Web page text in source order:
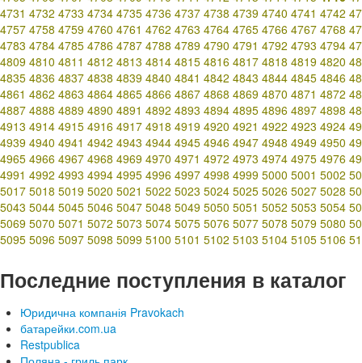
4731 4732 4733 4734 4735 4736 4737 4738 4739 4740 4741 4742
4757 4758 4759 4760 4761 4762 4763 4764 4765 4766 4767 4768
4783 4784 4785 4786 4787 4788 4789 4790 4791 4792 4793 4794
4809 4810 4811 4812 4813 4814 4815 4816 4817 4818 4819 4820
4835 4836 4837 4838 4839 4840 4841 4842 4843 4844 4845 4846
4861 4862 4863 4864 4865 4866 4867 4868 4869 4870 4871 4872
4887 4888 4889 4890 4891 4892 4893 4894 4895 4896 4897 4898
4913 4914 4915 4916 4917 4918 4919 4920 4921 4922 4923 4924
4939 4940 4941 4942 4943 4944 4945 4946 4947 4948 4949 4950
4965 4966 4967 4968 4969 4970 4971 4972 4973 4974 4975 4976
4991 4992 4993 4994 4995 4996 4997 4998 4999 5000 5001 5002
5017 5018 5019 5020 5021 5022 5023 5024 5025 5026 5027 5028
5043 5044 5045 5046 5047 5048 5049 5050 5051 5052 5053 5054
5069 5070 5071 5072 5073 5074 5075 5076 5077 5078 5079 5080
5095 5096 5097 5098 5099 5100 5101 5102 5103 5104 5105 5106
Последние поступления в каталог
Юридична компанія Pravokach
батарейки.com.ua
Restpublica